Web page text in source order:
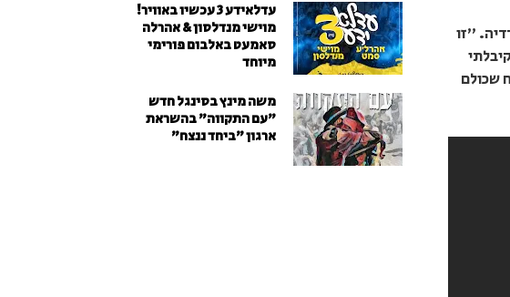
"זו
שכולם
עדלאידע 3 עכשיו באוויר!
מוישי מנדלסון & אהרלה
סאמעט באלבום פורימי
מיוחד
משה מינץ בסינגל חדש
״עם התקווה״ בהשראת
ארגון "ביחד ננצח"